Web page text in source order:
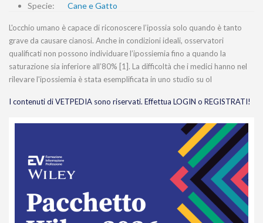
Specie:
Cane e Gatto
L'occhio umano è capace di riconoscere l’ipossia solo quando è tanto
grave da causare cianosi. Anche in condizioni ideali, osservatori
qualificati non possono individuare l’ipossiemia fino a quando la
saturazione sia inferiore all’80% [1]. La difficoltà che i medici hanno nel
rilevare l'ipossiemia è stata esemplificata in uno studio su ol
I contenuti di VETPEDIA sono riservati. Effettua LOGIN o REGISTRATI!